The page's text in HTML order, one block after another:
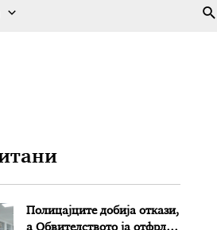
Полицајците добија откази,
а Обвителството ја отфрли